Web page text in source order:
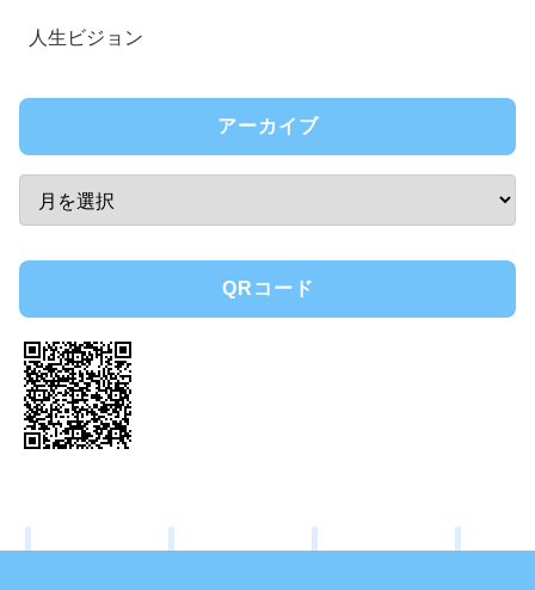
人生ビジョン
アーカイブ
QRコード